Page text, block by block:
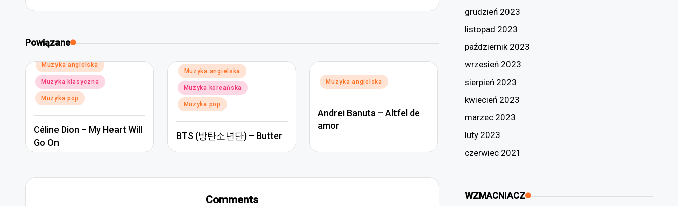
Powiązane
Posted
in
Muzyka angielska
Muzyka klasyczna
Muzyka pop
Céline Dion – My Heart Will
Go On
Posted
in
Muzyka angielska
Muzyka koreańska
Muzyka pop
BTS (방탄소년단) – Butter
Posted
Muzyka angielska
Andrei Banuta – Altfel de
amor
Comments
grudzień 2023
listopad 2023
październik 2023
wrzesień 2023
sierpień 2023
kwiecień 2023
marzec 2023
luty 2023
czerwiec 2021
WZMACNIACZ